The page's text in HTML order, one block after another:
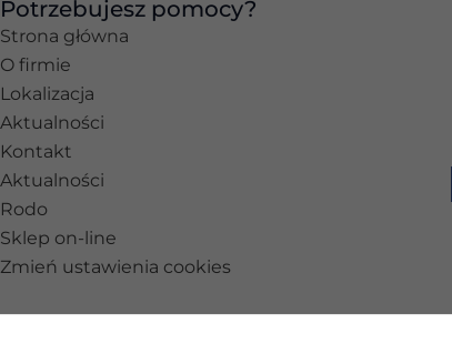
Potrzebujesz pomocy?
Strona główna
O firmie
Lokalizacja
Aktualności
Kontakt
Aktualności
Rodo
Sklep on-line
Zmień ustawienia cookies